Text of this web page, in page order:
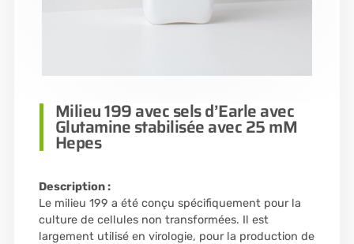
Milieu 199 avec sels d’Earle avec
Glutamine stabilisée avec 25 mM
Hepes
Description :
Le milieu 199 a été conçu spécifiquement pour la
culture de cellules non transformées. Il est
largement utilisé en virologie, pour la production de